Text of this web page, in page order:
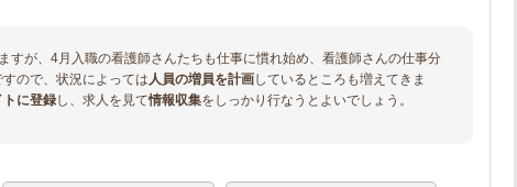
すが、4月入職の看護師さんたちも仕事に慣れ始め、看護師さんの仕事分
ので、状況によっては人員の増員を計画しているところも増えてきま
に登録し、求人を見て情報収集をしっかり行なうとよいでしょう。